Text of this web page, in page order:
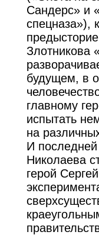
Сандерс» и
спецназа»),
Злотникова
будущем, в
главному
испытать
на
И
Николаева
герой